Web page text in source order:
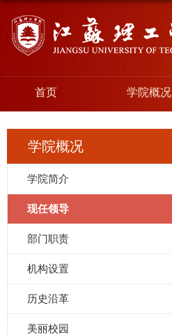
首页 学院概况
学院概况
学院简介
现任领导
部门职责
机构设置
历史沿革
美丽校园